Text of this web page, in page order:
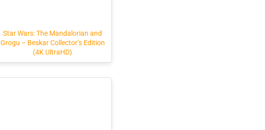
Star Wars: The Mandalorian and
Grogu – Beskar Collector’s Edition
(4K UltraHD)